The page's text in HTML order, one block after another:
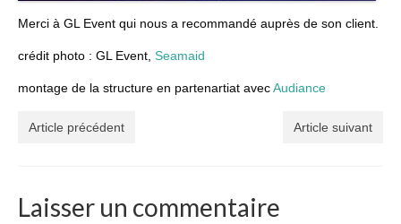
Merci à GL Event qui nous a recommandé auprès de son client.
crédit photo : GL Event, Seamaid
montage de la structure en partenartiat avecAudiance
Article précédent Article suivant
Laisser un commentaire